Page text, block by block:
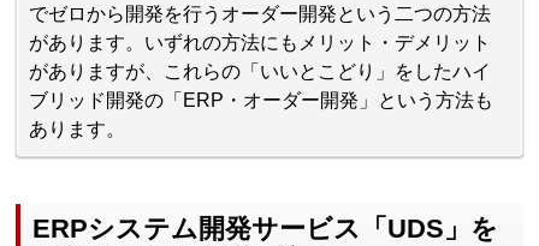
でゼロから開発を行うオーダー開発という二つの方法
があります。いずれの方法にもメリット・デメリット
がありますが、これらの「いいとこどり」をしたハイ
ブリッド開発の「ERP・オーダー開発」という方法も
あります。
ERPシステム開発サービス「UDS」を